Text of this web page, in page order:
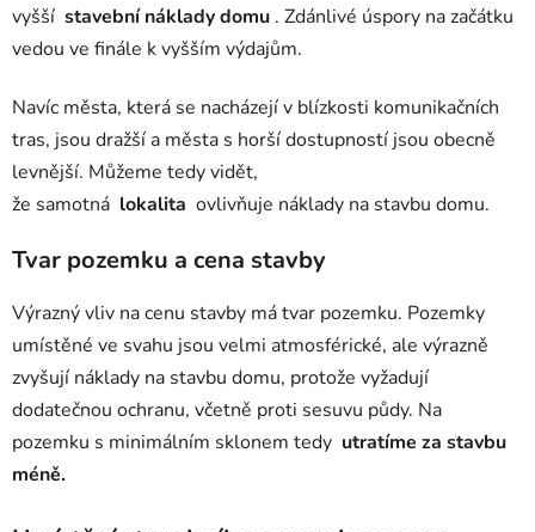
vyšší stavební náklady domu . Zdánlivé úspory na začátku
vedou ve finále k vyšším výdajům.
Navíc města, která se nacházejí v blízkosti komunikačních
tras, jsou dražší a města s horší dostupností jsou obecně
levnější. Můžeme tedy vidět,
že samotná lokalita ovlivňuje náklady na stavbu domu.
Tvar pozemku a cena stavby
Výrazný vliv na cenu stavby má tvar pozemku. Pozemky
umístěné ve svahu jsou velmi atmosférické, ale výrazně
zvyšují náklady na stavbu domu, protože vyžadují
dodatečnou ochranu, včetně proti sesuvu půdy. Na
pozemku s minimálním sklonem tedy utratíme za stavbu
méně.